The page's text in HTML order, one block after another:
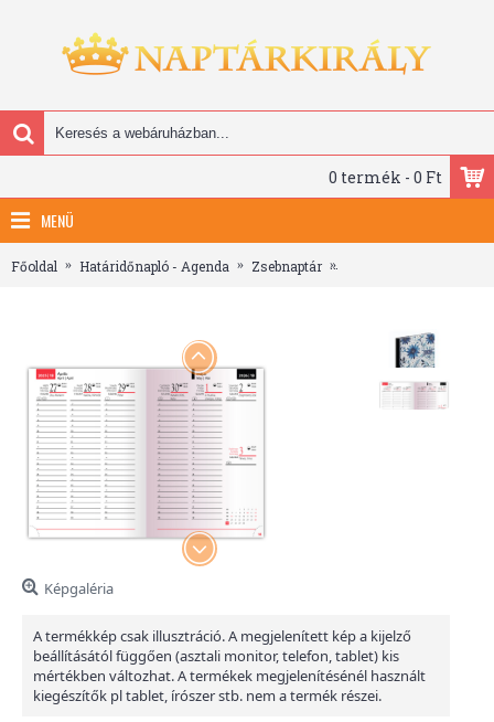
0 termék - 0 Ft
MENÜ
Főoldal Határidőnapló - Agenda Zsebnaptár
Képgaléria
A termékkép csak illusztráció. A megjelenített kép a kijelző
beállításától függően (asztali monitor, telefon, tablet) kis
mértékben változhat. A termékek megjelenítésénél használt
kiegészítők pl tablet, írószer stb. nem a termék részei.